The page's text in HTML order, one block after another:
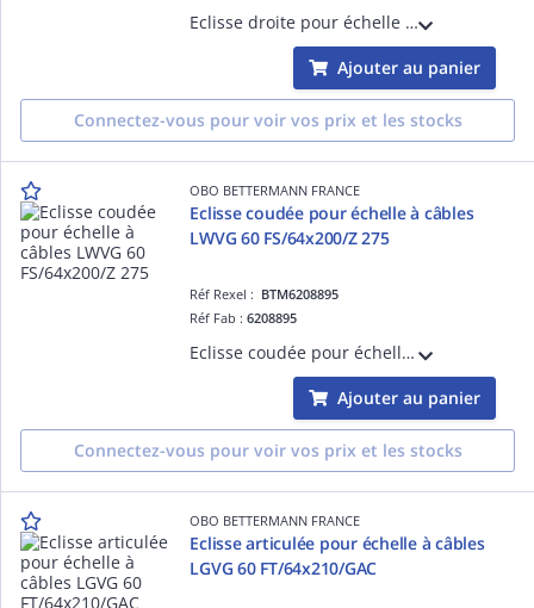
Eclisse droite pour échelle à câbles LVG 60 FS/64x150/Z 275 Acier, St / galvanisé par bande, DIN EN 10346
Ajouter au panier
Connectez-vous pour voir vos prix et les stocks
OBO BETTERMANN FRANCE
Eclisse coudée pour échelle à câbles
LWVG 60 FS/64x200/Z 275
Réf Rexel : BTM6208895
Réf Fab :6208895
Eclisse coudée pour échelle à câbles LWVG 60 FS/64x200/Z 275 Acier, St / galvanisé par bande, DIN EN 10346
Ajouter au panier
Connectez-vous pour voir vos prix et les stocks
OBO BETTERMANN FRANCE
Eclisse articulée pour échelle à câbles
LGVG 60 FT/64x210/GAC